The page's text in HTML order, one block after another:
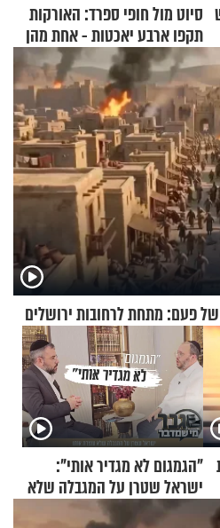
סיוט מול חופי ספרד: האורקות
תקפו ארבע יאכטות - אחת מהן
טבעה
פעם: מתחת לרחובות ירושלים
"הגמגום לא מגדיר אותי":
ישראל שטרן על המגבלה שלא
עוצרת אותו